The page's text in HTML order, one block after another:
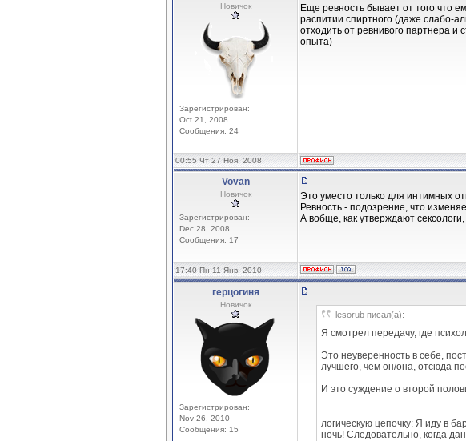
Новичок
Зарегистрирован:
Oct 21, 2008
Сообщения: 24
Еще ревность бывает от того что
распитии спиртного (даже слабо-
отходить от ревнивого партнера
опыта)
00:55 Чт 27 Ноя, 2008
Vovan
Новичок
Зарегистрирован:
Dec 28, 2008
Сообщения: 17
Это уместо только для интимных
Ревность - подозрение, что
А вобще, как утверждают
17:40 Пн 11 Янв, 2010
герцогиня
Новичок
Зарегистрирован:
Nov 26, 2010
Сообщения: 15
lesorub писал(а):
Я смотрел передачу, где
Это неуверенность в себе,
лучшего, чем он/она, отсюда
И это суждение о второй
логическую цепочку: Я иду в
ночь! Следовательно, когда